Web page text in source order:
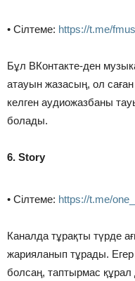
• Cілтеме: https://t.me/
Бұл ВКонтакте-ден
атауын жазасың, ол
келген аудиожазбаны
болады.
6. Story
• Cілтеме: https://t.me/
Каналда тұрақты түрде
жарияланып тұрады. Егер
болсаң, таптырмас